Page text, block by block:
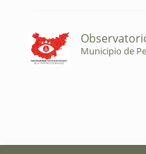
Municipio de